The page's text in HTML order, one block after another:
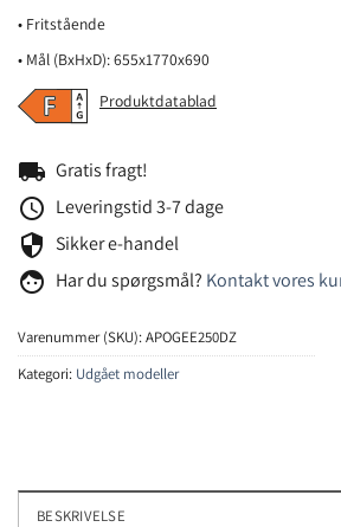
• Fritstående
• Mål (BxHxD): 655x1770x690
Produktdatablad
local_shipping Gratis fragt!
schedule Leveringstid 3-7 dage
security Sikker e-handel
face Har du spørgsmål? Kontakt vores
Varenummer (SKU):APOGEE250DZ
Kategori: Udgået modeller
BESKRIVELSE